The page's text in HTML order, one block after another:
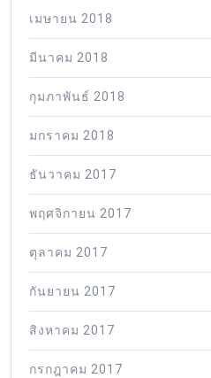
เมษายน 2018
มีนาคม 2018
กุมภาพันธ์ 2018
มกราคม 2018
ธันวาคม 2017
พฤศจิกายน 2017
ตุลาคม 2017
กันยายน 2017
สิงหาคม 2017
กรกฎาคม 2017